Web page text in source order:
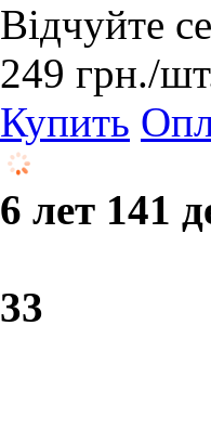
Відчуйте
249 грн./
Купить
6 лет 141
33